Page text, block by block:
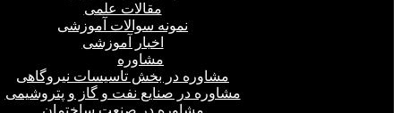
مقالات علمی
نمونه سوالات آموزشی
اخبار آموزشی
مشاوره
مشاوره در بخش تاسیسات نیروگاهی
مشاوره در صنایع نفت و گاز و پتروشیمی
مشاوره در صنعت ساختمان